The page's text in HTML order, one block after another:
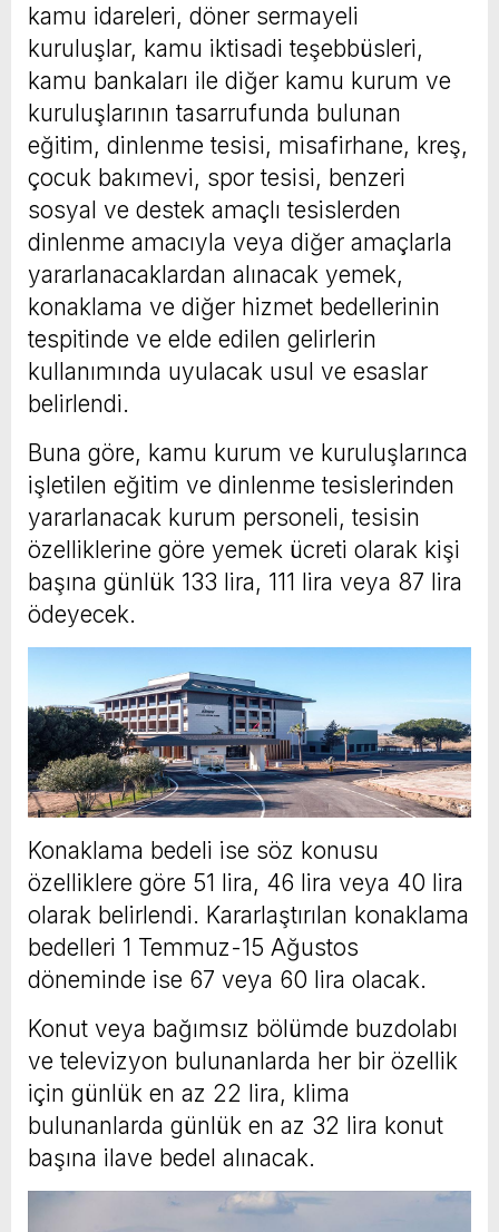
kamu idareleri, döner sermayeli
kuruluşlar, kamu iktisadi teşebbüsleri,
kamu bankaları ile diğer kamu kurum ve
kuruluşlarının tasarrufunda bulunan
eğitim, dinlenme tesisi, misafirhane, kreş,
çocuk bakımevi, spor tesisi, benzeri
sosyal ve destek amaçlı tesislerden
dinlenme amacıyla veya diğer amaçlarla
yararlanacaklardan alınacak yemek,
konaklama ve diğer hizmet bedellerinin
tespitinde ve elde edilen gelirlerin
kullanımında uyulacak usul ve esaslar
belirlendi.
Buna göre, kamu kurum ve kuruluşlarınca
işletilen eğitim ve dinlenme tesislerinden
yararlanacak kurum personeli, tesisin
özelliklerine göre yemek ücreti olarak kişi
başına günlük 133 lira, 111 lira veya 87 lira
ödeyecek.
Konaklama bedeli ise söz konusu
özelliklere göre 51 lira, 46 lira veya 40 lira
olarak belirlendi. Kararlaştırılan konaklama
bedelleri 1 Temmuz-15 Ağustos
döneminde ise 67 veya 60 lira olacak.
Konut veya bağımsız bölümde buzdolabı
ve televizyon bulunanlarda her bir özellik
için günlük en az 22 lira, klima
bulunanlarda günlük en az 32 lira konut
başına ilave bedel alınacak.